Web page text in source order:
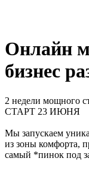
Онлайн
бизнес
2 недели мощного
СТАРТ 23 ИЮНЯ
Мы запускаем
из зоны комфорта,
самый *пинок под